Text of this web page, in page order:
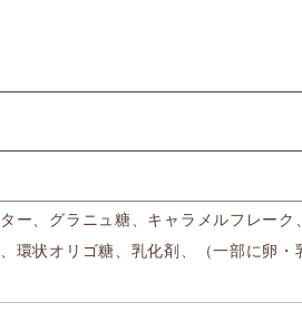
ー、グラニュ糖、キャラメルフレーク
環状オリゴ糖、乳化剤、（一部に卵・